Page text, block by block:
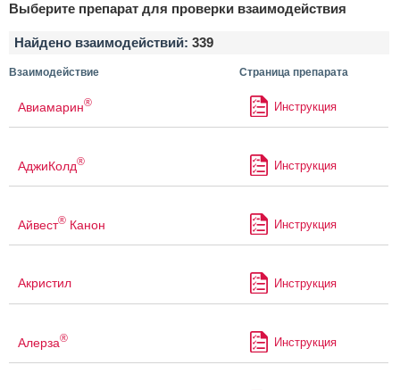
Выберите препарат для проверки взаимодействия
Найдено взаимодействий: 339
Взаимодействие Страница препарата
Авиамарин® Инструкция
АджиКолд® Инструкция
Айвест® Канон Инструкция
Акристил Инструкция
Алерза® Инструкция